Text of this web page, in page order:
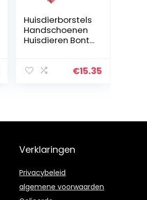
Huisdierborstels
Handschoenen
Huisdieren Bont
Shedding Tools
€15.35
Verklaringen
Privacybeleid
algemene voorwaarden